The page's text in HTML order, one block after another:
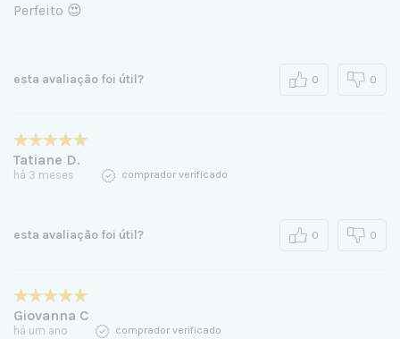
Perfeito 😍
esta avaliação foi útil? 0 0
Tatiane D.
há 3 meses comprador verificado
esta avaliação foi útil? 0 0
Giovanna C
há um ano comprador verificado